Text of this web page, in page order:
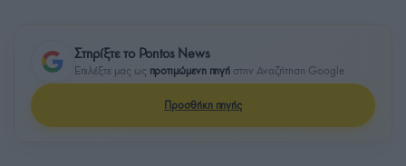
Στηρίξτε το Pontos News
Επιλέξτε μας ως προτιμώμενη πηγή στην Αναζήτηση Google
Προσθήκη πηγής